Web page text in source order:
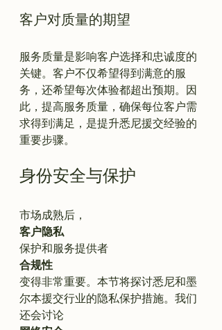
客户对质量的期望
服务质量是影响客户选择和忠诚度的
关键。客户不仅希望得到满意的服
务，还希望每次体验都超出预期。因
此，提高服务质量，确保每位客户需
求得到满足，是提升悉尼援交经验的
身份安全与保护
市场成熟后，
客户隐私
保护和服务提供者
合规性
变得非常重要。本节将探讨悉尼和墨
尔本援交行业的隐私保护措施。我们
还会讨论